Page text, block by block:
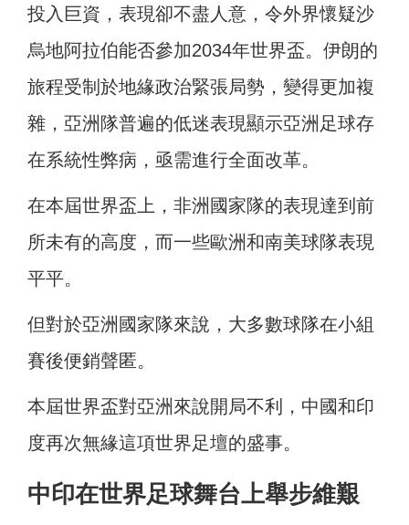
投入巨資，表現卻不盡人意，令外界懷疑沙
烏地阿拉伯能否參加2034年世界盃。伊朗的
旅程受制於地緣政治緊張局勢，變得更加複
雜，亞洲隊普遍的低迷表現顯示亞洲足球存
在系統性弊病，亟需進行全面改革。
在本屆世界盃上，非洲國家隊的表現達到前
所未有的高度，而一些歐洲和南美球隊表現
平平。
但對於亞洲國家隊來說，大多數球隊在小組
賽後便銷聲匿。
本屆世界盃對亞洲來說開局不利，中國和印
度再次無緣這項世界足壇的盛事。
中印在世界足球舞台上舉步維艱